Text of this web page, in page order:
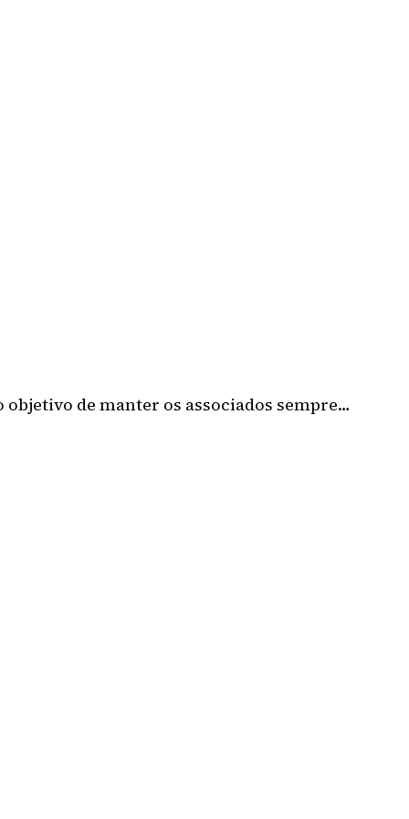
de manter os associados sempre…